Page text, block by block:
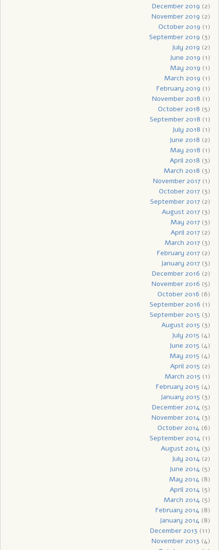
December 2019 (2)
November 2019 (2)
October 2019 (1)
September 2019 (3)
July 2019 (2)
June 2019 (1)
May 2019 (1)
March 2019 (1)
February 2019 (1)
November 2018 (1)
October 2018 (5)
September 2018 (1)
July 2018 (1)
June 2018 (2)
May 2018 (1)
April 2018 (3)
March 2018 (3)
November 2017(1)
October 2017(3)
September 2017(2)
August 2017(3)
May 2017(3)
April 2017(2)
March 2017(3)
February 2017(2)
January 2017(3)
December 2016 (2)
November 2016 (5)
October 2016 (6)
September 2016 (1)
September 2015 (3)
August 2015 (3)
July 2015 (4)
June 2015 (4)
May 2015 (4)
April 2015 (2)
March 2015 (1)
February 2015 (4)
January 2015 (3)
December 2014(5)
November 2014(3)
October 2014(6)
September 2014(1)
August 2014(3)
July 2014(2)
June 2014(5)
May 2014(8)
April 2014(5)
March 2014(5)
February 2014(8)
January 2014(8)
December 2013 (11)
November 2013 (4)